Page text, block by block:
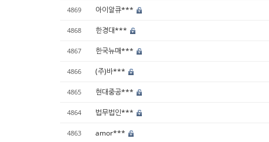
4869 아이알큐***
4868 한경대***
4867 한국뉴매***
4866 (주)바***
4865 현대중공***
4864 법무법인***
4863 amor***